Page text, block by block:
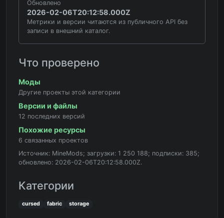
Обновлено
2026-02-06T20:12:58.000Z
Метрики и версии читаются из публичного API без
записи в внешний каталог.
Что проверено
Моды
Другие проекты этой категории
Версии и файлы
12 последних версий
Похожие ресурсы
6 связанных проектов
Источник: MineMods; загрузки: 1 250 188; подписки: 385;
обновлено: 2026-02-06T20:12:58.000Z.
Категории
cursed fabric storage